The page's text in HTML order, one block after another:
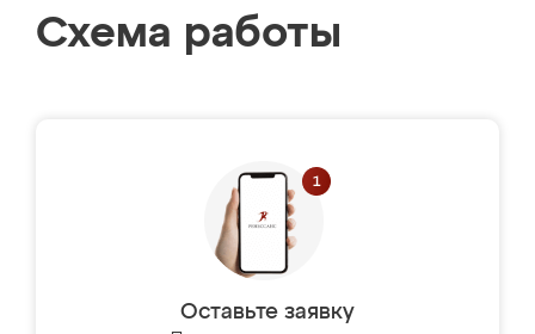
Схема работы
Оставьте заявку